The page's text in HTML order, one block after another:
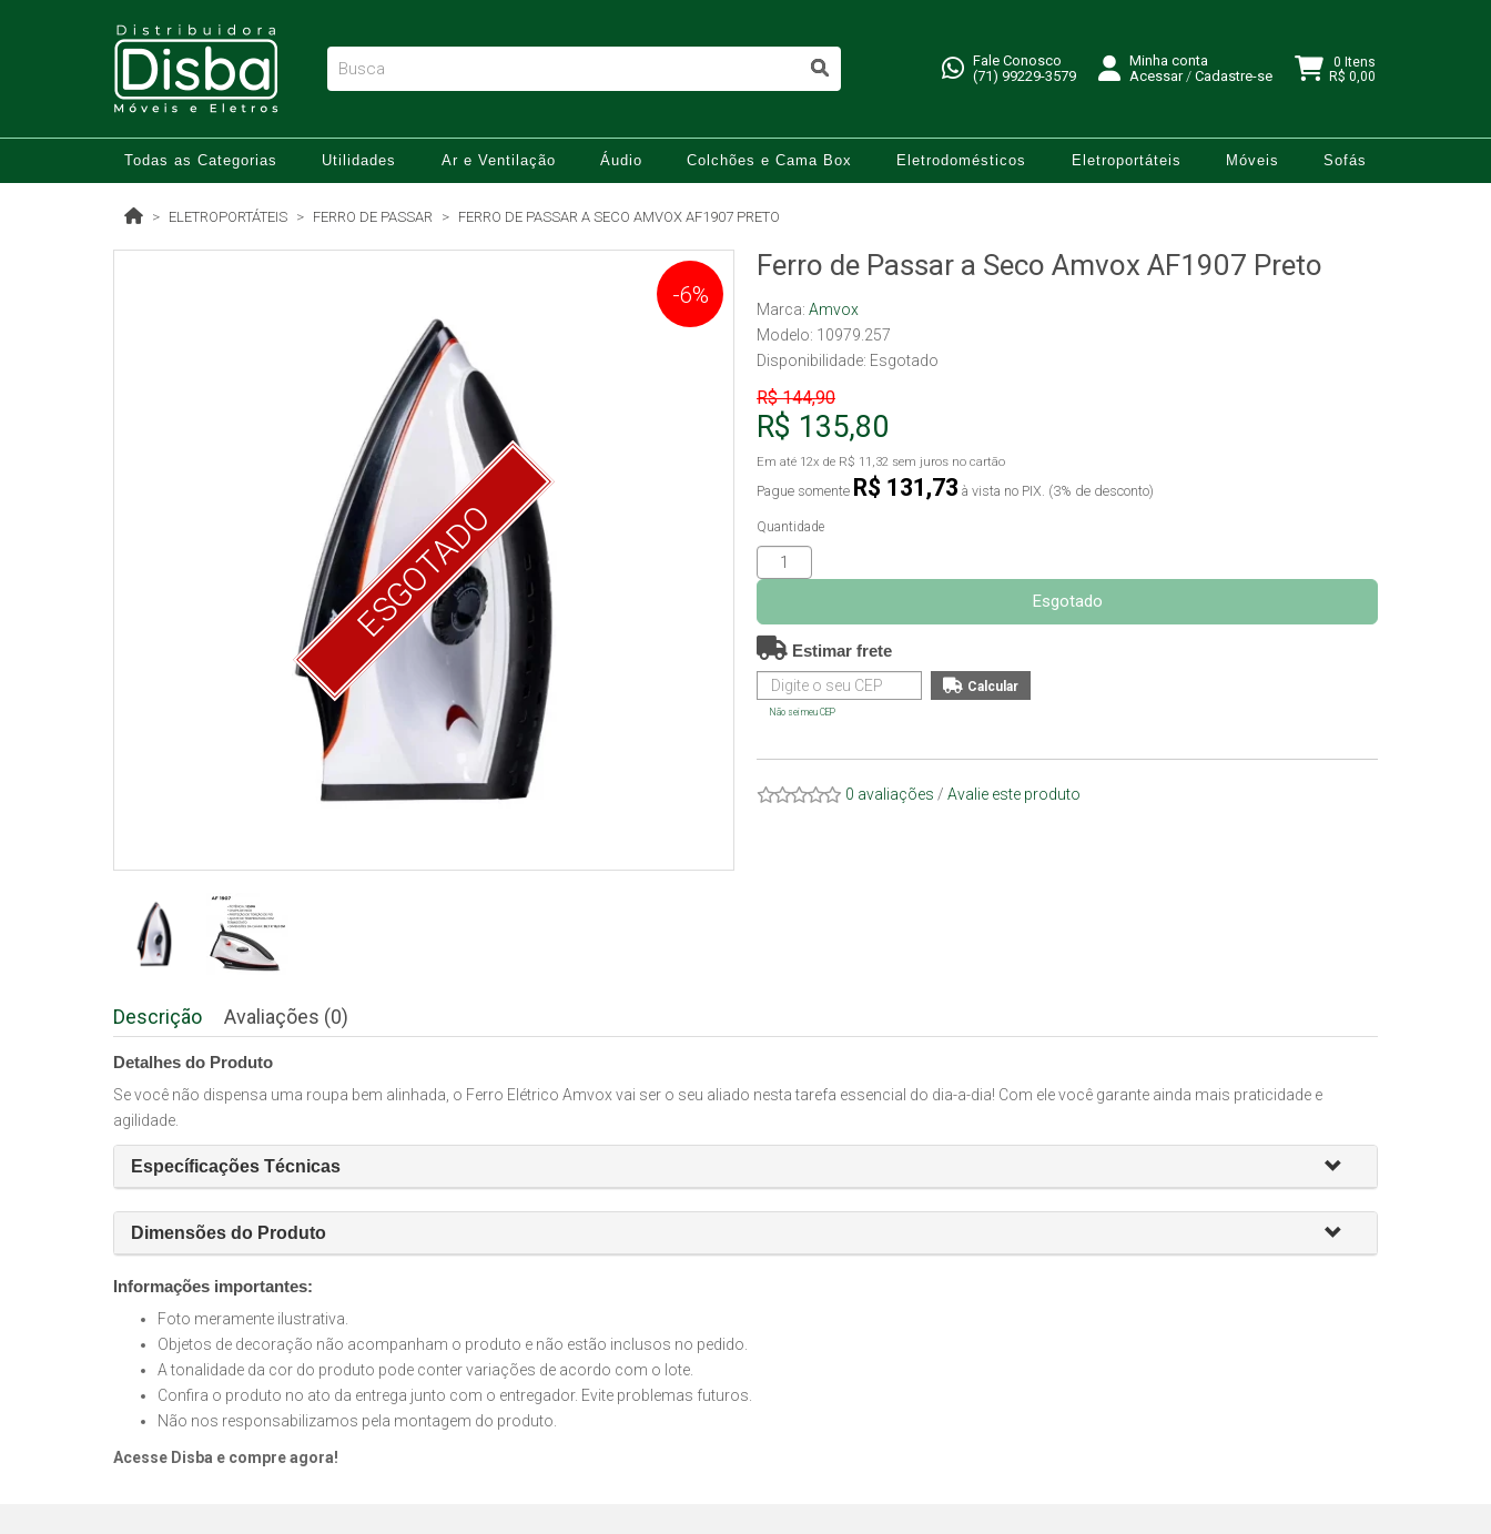
Fale Conosco
(71) 99229-3579
Minha conta
Acessar/ Cadastre-se
0 Itens
R$ 0,00
Todas as Categorias Utilidades Ar e Ventilação Áudio Colchões e Cama Box Eletrodomésticos Eletroportáteis Móveis Sofás
ELETROPORTÁTEIS FERRO DE PASSAR FERRO DE PASSAR A SECO AMVOX AF1907 PRETO
ESGOTADO
-6%
Ferro de Passar a Seco Amvox AF1907 Preto
Marca: Amvox
Modelo: 10979.257
Disponibilidade: Esgotado
R$ 144,90
R$ 135,80
Em até 12x de R$ 11,32 sem juros no cartão
Pague somente R$ 131,73 à vista no PIX. (3% de desconto)
Quantidade
Esgotado
Estimar frete
Não sei meu CEP
0 avaliações / Avalie este produto
Descrição Avaliações (0)
Detalhes do Produto
Se você não dispensa uma roupa bem alinhada, o Ferro Elétrico Amvox vai ser o seu aliado nesta tarefa essencial do dia-a-dia! Com ele você garante ainda mais praticidade e
agilidade.
Específicações Técnicas
Dimensões do Produto
Informações importantes:
Foto meramente ilustrativa.
Objetos de decoração não acompanham o produto e não estão inclusos no pedido.
A tonalidade da cor do produto pode conter variações de acordo com o lote.
Confira o produto no ato da entrega junto com o entregador. Evite problemas futuros.
Não nos responsabilizamos pela montagem do produto.
Acesse Disba e compre agora!